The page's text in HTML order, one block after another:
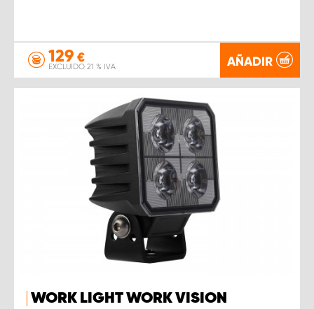
129 €
EXCLUIDO 21 % IVA AÑADIR
WORK LIGHT WORK VISION